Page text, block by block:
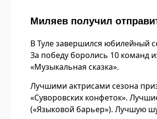
Миляев получил
В Туле завершился юбилейный
За победу боролись 10 команд
«Музыкальная сказка».
Лучшими актрисами сезона
«Суворовских конфеток».
(«Языковой барьер»). Лучшую